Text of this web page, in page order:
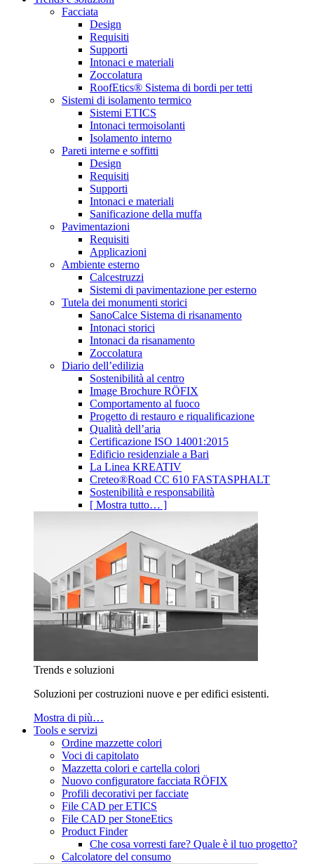
Facciata
Design
Requisiti
Supporti
Intonaci e materiali
Zoccolatura
RoofEtics® Sistema di bordi per tetti
Sistemi di isolamento termico
Sistemi ETICS
Intonaci termoisolanti
Isolamento interno
Pareti interne e soffitti
Design
Requisiti
Supporti
Intonaci e materiali
Sanificazione della muffa
Pavimentazioni
Requisiti
Applicazioni
Ambiente esterno
Calcestruzzi
Sistemi di pavimentazione per esterno
Tutela dei monumenti storici
SanoCalce Sistema di risanamento
Intonaci storici
Intonaci da risanamento
Zoccolatura
Diario dell’edilizia
Sostenibilità al centro
Image Brochure RÖFIX
Comportamento al fuoco
Progetto di restauro e riqualificazione
Qualità dell’aria
Certificazione ISO 14001:2015
Edificio residenziale a Bari
La Linea KREATIV
Creteo®Road CC 610 FASTASPHALT
Sostenibilità e responsabilità
[ Mostra tutto… ]
Trends e soluzioni
Soluzioni per costruzioni nuove e per edifici esistenti.
Mostra di più…
Tools e servizi
Ordine mazzette colori
Voci di capitolato
Mazzetta colori e cartella colori
Nuovo configuratore facciata RÖFIX
Profili decorativi per facciate
File CAD per ETICS
File CAD per StoneEtics
Product Finder
Che cosa vorresti fare? Quale è il tuo progetto?
Calcolatore del consumo